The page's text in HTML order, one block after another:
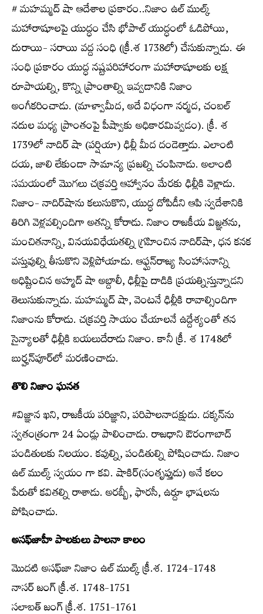
# మహమ్మద్‌ షా ఆదేశాల ప్రకారం..నిజాం ఉల్‌ ముల్క్
మహారాషూలపై యుద్ధం చేసి భోపాల్‌ యుద్ధంలో ఓడిపోయి,
దురాయి- సరాయి వద్ద సంధి (క్రీ.శ 1738లో) చేసుకున్నాడు. ఈ
సంధి ప్రకారం యుద్ధ నష్టపరిహారంగా మహారాషూలకు లక్ష
రూపాయల్ని, కొన్ని ప్రాంతాల్ని ఇవ్వడానికి నిజాం
అంగీకరించాడు. (మాళ్వామీద, అదే విధంగా నర్మద, చంబల్‌
నదుల మధ్య ప్రాంతంపై పీష్వాకు అధికారమివ్వడం). క్రీ. శ
1739లో నాదిర్‌ షా (పర్షియా) ఢిల్లీ మీద దండెత్తాడు. ఎలాంటి
దయ, జాలి లేకుండా సామాన్య ప్రజల్ని చంపినాడు. అలాంటి
సమయంలో మొగలు చక్రవర్తి ఆహ్వానం మేరకు ఢిల్లీకి వెళ్లాడు.
నిజాం- నాదిర్‌షాను కలుసుకొని, యుద్ధ దోపిడీని ఆపి స్వదేశానికి
తిరిగి వెళ్లవల్సిందిగా అతన్ని కోరాడు. నిజాం రాజకీయ విజ్ఞతను,
మంచితనాన్ని, వినయవిధేయతల్ని గ్రహించిన నాదిర్‌షా, ధన కనక
వస్తువుల్ని తీసుకొని వెళ్లిపోయాడు. ఆఫ్ఘన్‌రాజ్య సింహాసనాన్ని
అధిష్టించిన అహ్మద్‌ షా అబ్దాలీ, ఢిల్లీపై దాడికి ప్రయత్నిస్తున్నాడని
తెలుసుకున్నాడు. మహమ్మద్‌ షా, వెంటనే ఢిల్లీకి రావాల్సిందిగా
నిజాంను కోరాడు. చక్రవర్తి సాయం చేయాలనే ఉద్దేశ్యంతో తన
సైన్యాలతో ఢిల్లీకి బయలుదేరాడు నిజాం. కానీ క్రీ. శ 1748లో
బుర్హన్‌పూర్‌లో మరణించాడు.
తొలి నిజాం ఘనత
#విజ్ఞాన ఖని, రాజకీయ పరిజ్ఞాని, పరిపాలనాదక్షుడు. దక్కన్‌ను
స్వతంత్రంగా 24 ఏండ్లు పాలించాడు. రాజధాని ఔరంగాబాద్‌
పండితులకు నిలయం. కవుల్ని, పండితుల్ని పోషించాడు. నిజాం
ఉల్‌ ముల్క్ స్వయం గా కవి. షాకిర్‌(సంతృప్తుడు) అనే కలం
పేరుతో కవితల్ని రాశాడు. అరబ్బీ, ఫారసీ, ఉర్దూ భాషలను
పోషించాడు.
అసఫ్‌జాహీ పాలకులు పాలనా కాలం
మొదటి అసఫ్‌జా నిజాం ఉల్‌ ముల్క్ క్రీ.శ. 1724-1748
నాసర్‌ జంగ్‌ క్రీ.శ. 1748-1751
సలాబత్‌ జంగ్‌ క్రీ.శ. 1751-1761